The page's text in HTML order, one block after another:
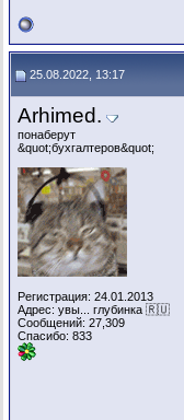
25.08.2022, 13:17
Arhimed.
понаберут
&quot;бухгалтеров&quot;
Регистрация: 24.01.2013
Адрес: увы... глубинка 🇷🇺
Сообщений: 27,309
Спасибо: 833